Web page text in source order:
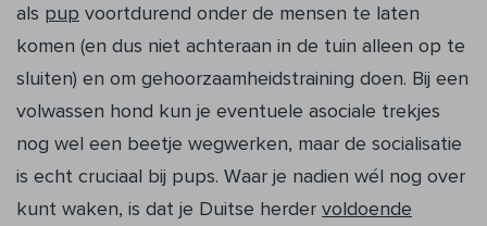
als pup voortdurend onder de mensen te laten
komen (en dus niet achteraan in de tuin alleen op te
sluiten) en om gehoorzaamheidstraining doen. Bij een
volwassen hond kun je eventuele asociale trekjes
nog wel een beetje wegwerken, maar de socialisatie
is echt cruciaal bij pups. Waar je nadien wél nog over
kunt waken, is dat je Duitse herder voldoende